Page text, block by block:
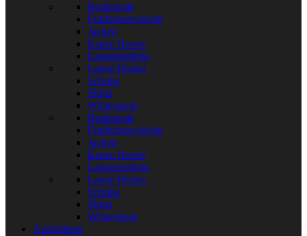
Bademode
Funktionswäsche
Jacken
Kurze Hosen
Langarmshirts
Lange Hosen
Schuhe
Shirts
Wintersport
Bademode
Funktionswäsche
Jacken
Kurze Hosen
Langarmshirts
Lange Hosen
Schuhe
Shirts
Wintersport
Ausrüstung